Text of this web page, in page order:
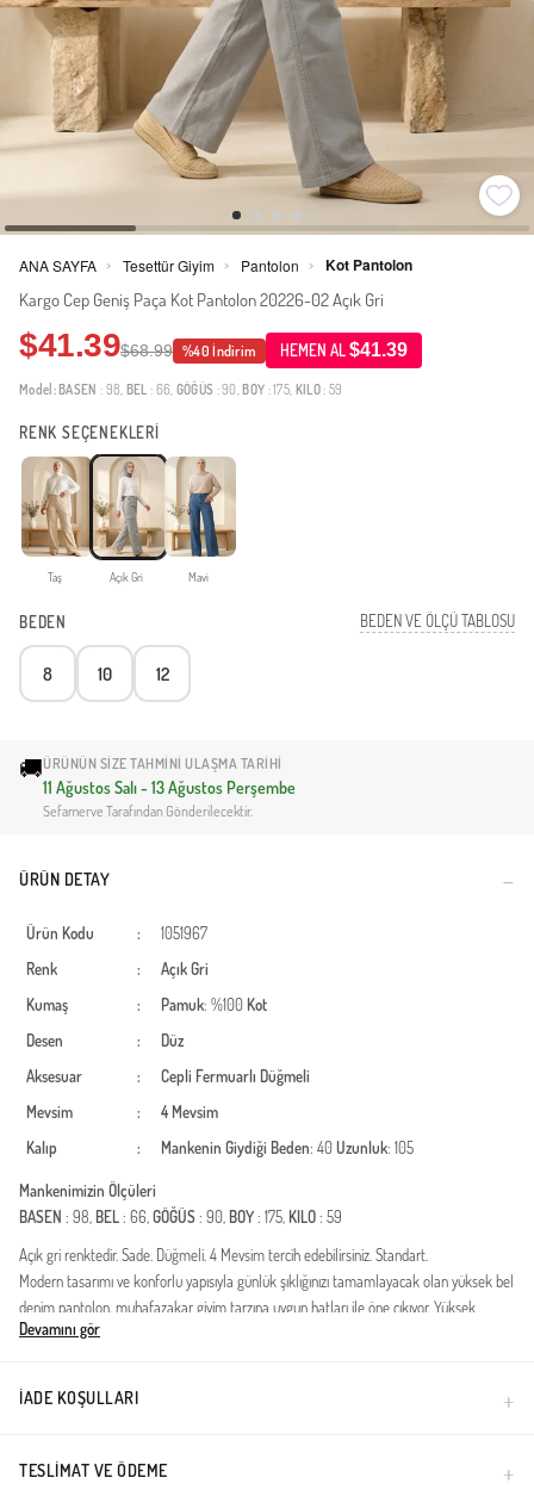
ANA SAYFA > Tesettür Giyim > Pantolon > Kot Pantolon
Kargo Cep Geniş Paça Kot Pantolon 20226-02 Açık Gri
$41.39$68.99 %40 İndirim HEMEN AL$41.39
Model: BASEN : 98, BEL : 66, GÖĞÜS : 90, BOY : 175, KILO: 59
RENK SEÇENEKLERİ
Taş Açık Gri Mavi
BEDEN BEDEN VE ÖLÇÜ TABLOSU
8 10 12
🚚ÜRÜNÜN SIZE TAHMINI ULAŞMA TARIHI
11 Ağustos Salı - 13 Ağustos Perşembe
Sefamerve Tarafından Gönderilecektir.
ÜRÜN DETAY
Ürün Kodu :
1051967
Renk
:
Açık Gri
Kumaş
: Pamuk: %100 Kot
Desen
:
Düz
Aksesuar
: Cepli Fermuarlı Düğmeli
Mevsim
:
4 Mevsim
Kalıp
: Mankenin Giydiği Beden: 40Uzunluk: 105
Mankenimizin Ölçüleri
BASEN : 98, BEL: 66,GÖĞÜS: 90, BOY: 175, KILO: 59
Açık gri renktedir. Sade. Düğmeli. 4 Mevsim tercih edebilirsiniz. Standart.
Modern tasarımı ve konforlu yapısıyla günlük şıklığınızı tamamlayacak olan yüksek bel
denim pantolon, muhafazakar giyim tarzına uygun hatları ile öne çıkıyor. Yüksek
kaliteli pamuklu kumaşı sayesinde dört mevsim kullanım imkanı sunan bu parça,
denim kumaş kullanılmıştır.Kalıp: Vücut hatlarını belli etmeyen, rahat ve modern
kesim.Bel Detayı: Yüksek bel tasarımı ile hem şık hem de konforlu bir kullanım
pantolonu, uzun tunikler veya şık gömleklerle kombinleyerek hem ofis stilinde hem
Devamını gör
İADE KOŞULLARI
TESLIMAT VE ÖDEME